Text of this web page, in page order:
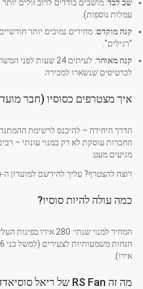
שב לבד: מושבים בודדים לרוב זולים
עמלות נוספות).
קנה מוקדם: מחירים נמוכים יותר
"רגילים".
קנה מאוחר
: לעיתים 24 שעות
לכרטיסים שנשארו למכירה.
איך מצטרפים כסוסיו (חבר
החברות עוסקת לא רק במנוי עונתי –
מגיעים מעט.
רוצה להצטרף? עליך להירשם למועדון ה-RS Fan – עליו נפרט בהמשך.
כמה עולה להיות סוסיו?
אירו).
מה זה RS Fan של ריאל סוסיאדד?